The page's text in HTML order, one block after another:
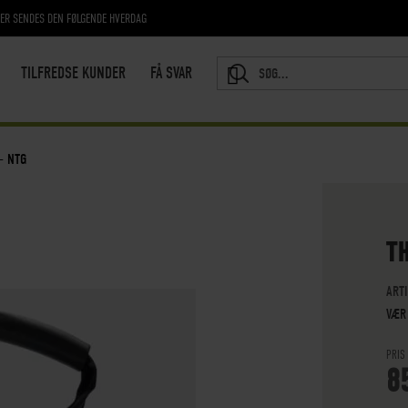
SENDES DEN FØLGENDE HVERDAG
TILFREDSE KUNDER FÅ SVAR
NTG
VÆR